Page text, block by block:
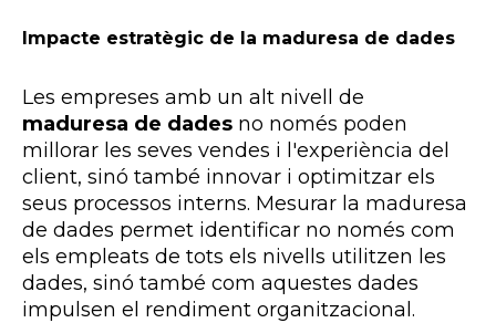
Impacte estratègic de la maduresa de dades
Les empreses amb un alt nivell de
maduresa de dades no només poden
millorar les seves vendes i l'experiència del
client, sinó també innovar i optimitzar els
seus processos interns. Mesurar la maduresa
de dades permet identificar no només com
els empleats de tots els nivells utilitzen les
dades, sinó també com aquestes dades
impulsen el rendiment organitzacional.